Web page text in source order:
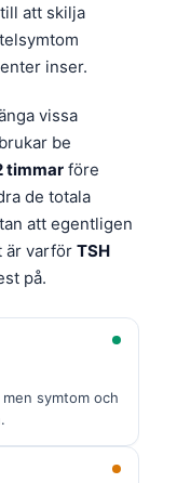
att skilja
inser.
vissa
be
timmar före
de totala
att egentligen
är varför TSH
på.
symtom och